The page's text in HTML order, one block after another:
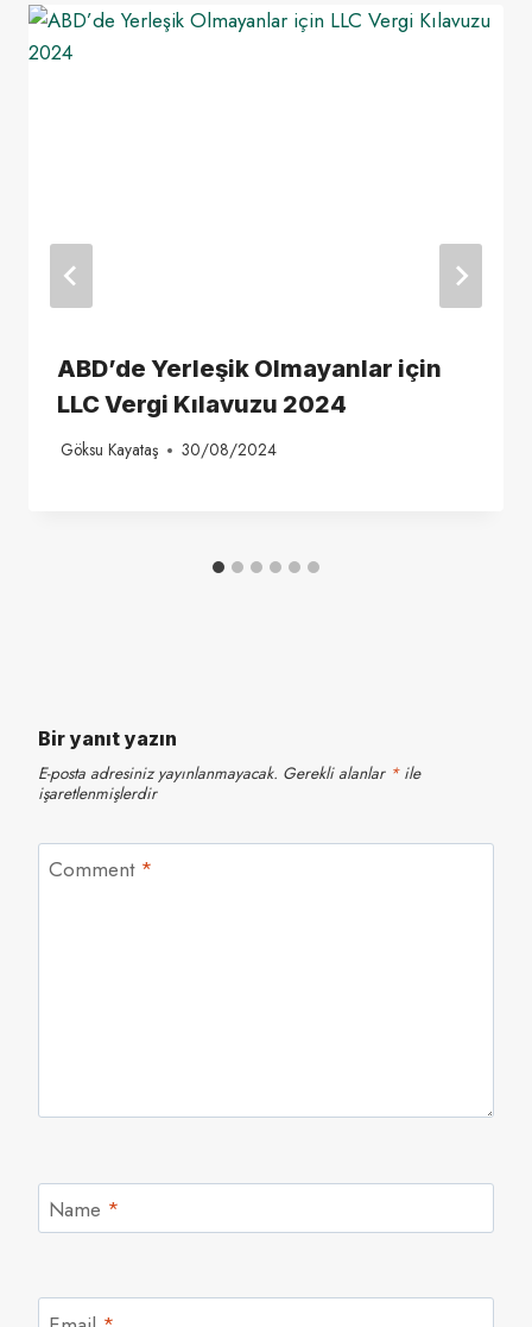
ABD’de Yerleşik Olmayanlar için
LLC Vergi Kılavuzu 2024
Göksu Kayataş 30/08/2024
Bir yanıt yazın
E-posta adresiniz yayınlanmayacak. Gerekli alanlar *ile
işaretlenmişlerdir
Comment *
Name *